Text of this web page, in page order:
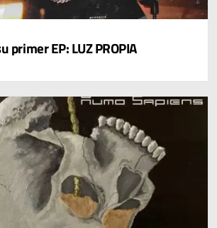
primer EP: LUZ PROPIA